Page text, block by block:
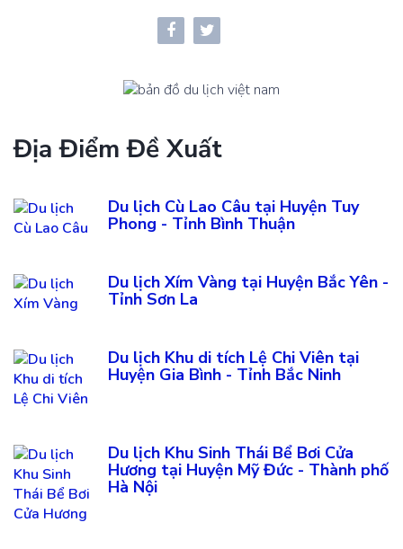
Địa Điểm Đề Xuất
Du lịch Cù Lao Câu tại Huyện Tuy
Phong - Tỉnh Bình Thuận
Du lịch Xím Vàng tại Huyện Bắc Yên -
Tỉnh Sơn La
Du lịch Khu di tích Lệ Chi Viên tại
Huyện Gia Bình - Tỉnh Bắc Ninh
Du lịch Khu Sinh Thái Bể Bơi Cửa
Hương tại Huyện Mỹ Đức - Thành phố
Hà Nội